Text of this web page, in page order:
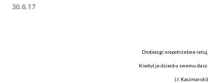
30.6.17
Drobiazgi niepotrzebne ratuj,
Kiedyś je dziecku swemu dasz.
(J. Kaczmarski)